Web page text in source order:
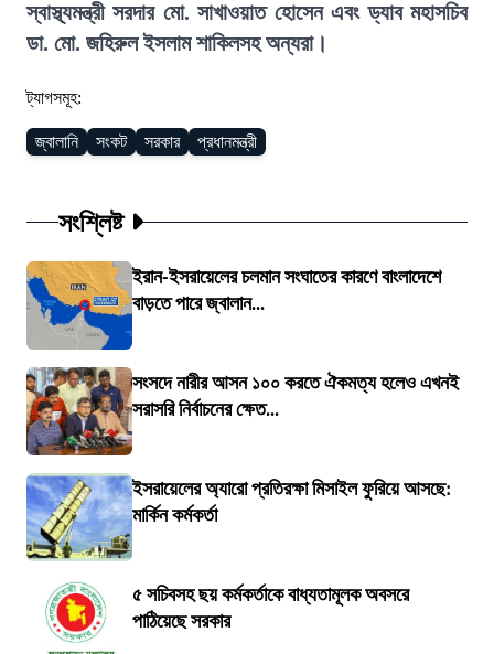
স্বাস্থ্যমন্ত্রী সরদার মো. সাখাওয়াত হোসেন এবং ড্যাব মহাসচিব
ডা. মো. জহিরুল ইসলাম শাকিলসহ অন্যরা।
ট্যাগসমূহ:
জ্বালানি সংকট সরকার প্রধানমন্ত্রী
সংশ্লিষ্ট
ইরান-ইসরায়েলের চলমান সংঘাতের কারণে বাংলাদেশে
বাড়তে পারে জ্বালান...
সংসদে নারীর আসন ১০০ করতে ঐকমত্য হলেও এখনই
সরাসরি নির্বাচনের ক্ষেত...
ইসরায়েলের অ্যারো প্রতিরক্ষা মিসাইল ফুরিয়ে আসছে:
মার্কিন কর্মকর্তা
৫ সচিবসহ ছয় কর্মকর্তাকে বাধ্যতামূলক অবসরে
পাঠিয়েছে সরকার